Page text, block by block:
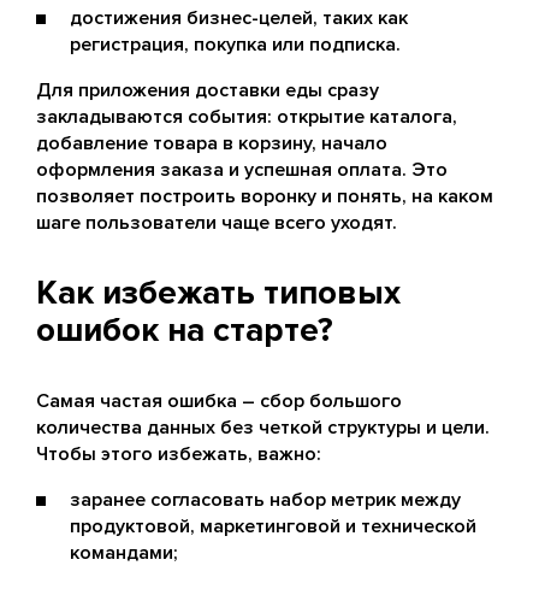
достижения бизнес-целей, таких как
регистрация, покупка или подписка.
Для приложения доставки еды сразу
закладываются события: открытие каталога,
добавление товара в корзину, начало
оформления заказа и успешная оплата. Это
позволяет построить воронку и понять, на каком
шаге пользователи чаще всего уходят.
Как избежать типовых
ошибок на старте?
Самая частая ошибка – сбор большого
количества данных без четкой структуры и цели.
Чтобы этого избежать, важно:
заранее согласовать набор метрик между
продуктовой, маркетинговой и технической
командами;